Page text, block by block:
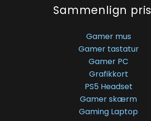
Sammenlign
Gamer mus
Gamer tastatur
Gamer PC
Grafikkort
PS5 Headset
Gamer skærm
Gaming Laptop